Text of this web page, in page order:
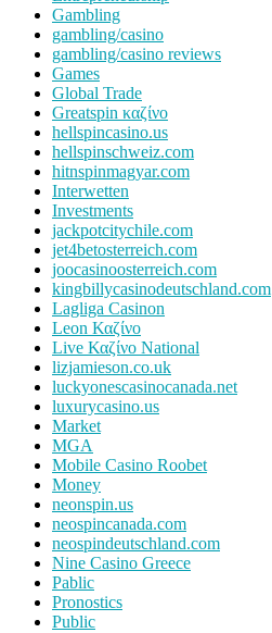
Gambling
gambling/casino
gambling/casino reviews
Games
Global Trade
Greatspin καζίνο
hellspincasino.us
hellspinschweiz.com
hitnspinmagyar.com
Interwetten
Investments
jackpotcitychile.com
jet4betosterreich.com
joocasinoosterreich.com
kingbillycasinodeutschland.com
Lagliga Casinon
Leon Καζίνο
Live Καζίνο National
lizjamieson.co.uk
luckyonescasinocanada.net
luxurycasino.us
Market
MGA
Mobile Casino Roobet
Money
neonspin.us
neospincanada.com
neospindeutschland.com
Nine Casino Greece
Pablic
Pronostics
Public